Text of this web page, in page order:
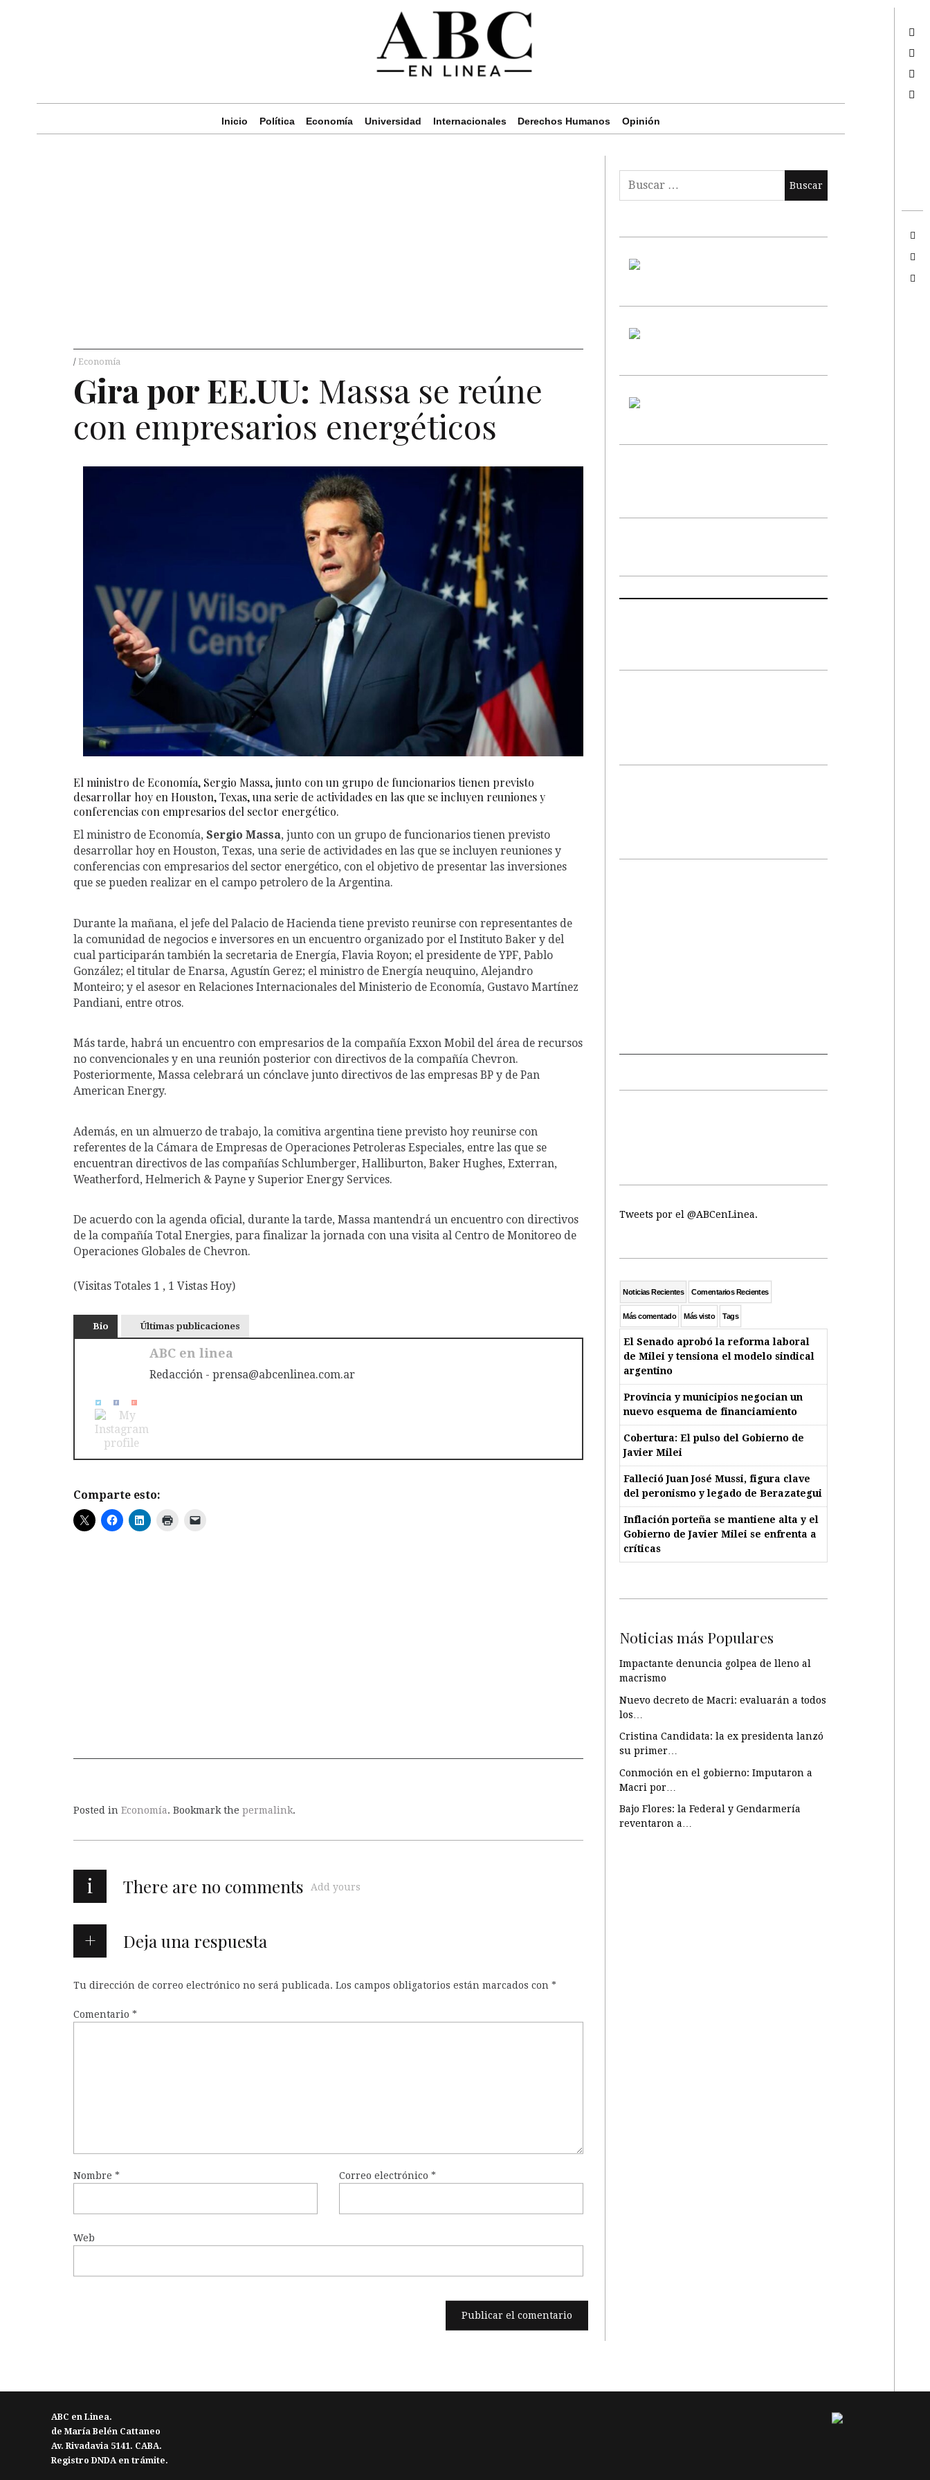
Inicio Política Economía Universidad Internacionales Derechos Humanos Opinión
Economía
Gira porEE.UU: Massa se reúne
con empresarios energéticos
El ministro de Economía, Sergio Massa, junto con un grupo de funcionarios tienen previsto
desarrollar hoy en Houston, Texas, una serie de actividades en las que se incluyen reuniones y
conferencias con empresarios del sector energético.
El ministro de Economía, Sergio Massa, junto con un grupo de funcionarios tienen previsto
desarrollar hoy en Houston, Texas, una serie de actividades en las que se incluyen reuniones y
conferencias con empresarios del sector energético, con el objetivo de presentar las inversiones
que se pueden realizar en el campo petrolero de la Argentina.
Durante la mañana, el jefe del Palacio de Hacienda tiene previsto reunirse con representantes de
la comunidad de negocios e inversores en un encuentro organizado por el Instituto Baker y del
cual participarán también la secretaria de Energía, Flavia Royon; el presidente de YPF, Pablo
González; el titular de Enarsa, Agustín Gerez; el ministro de Energía neuquino, Alejandro
Monteiro; y el asesor en Relaciones Internacionales del Ministerio de Economía, Gustavo Martínez
Pandiani, entre otros.
Más tarde, habrá un encuentro con empresarios de la compañía Exxon Mobil del área de recursos
no convencionales y en una reunión posterior con directivos de la compañía Chevron.
Posteriormente, Massa celebrará un cónclave junto directivos de las empresas BP y de Pan
American Energy.
Además, en un almuerzo de trabajo, la comitiva argentina tiene previsto hoy reunirse con
referentes de la Cámara de Empresas de Operaciones Petroleras Especiales, entre las que se
encuentran directivos de las compañías Schlumberger, Halliburton, Baker Hughes, Exterran,
Weatherford, Helmerich & Payne y Superior Energy Services.
De acuerdo con la agenda oficial, durante la tarde, Massa mantendrá un encuentro con directivos
de la compañía Total Energies, para finalizar la jornada con una visita al Centro de Monitoreo de
Operaciones Globales de Chevron.
(Visitas Totales 1 , 1 Vistas Hoy)
Bio Últimas publicaciones
ABC en linea
Redacción - prensa@abcenlinea.com.ar
Comparte esto:
Posted in Economía. Bookmark the permalink.
i There are no comments Add yours
Deja una respuesta
Tu dirección de correo electrónico no será publicada. Los campos obligatorios están marcados con *
Comentario *
Nombre * Correo electrónico*
Web
Tweets por el @ABCenLinea.
Noticias Recientes Comentarios Recientes
Más comentado Más visto Tags
El Senado aprobó la reforma laboral
de Milei y tensiona el modelo sindical
argentino
Provincia y municipios negocian un
nuevo esquema de financiamiento
Cobertura: El pulso del Gobierno de
Javier Milei
Falleció Juan José Mussi, figura clave
del peronismo y legado de Berazategui
Inflación porteña se mantiene alta y el
Gobierno de Javier Milei se enfrenta a
críticas
Noticias más Populares
Impactante denuncia golpea de lleno al
macrismo
Nuevo decreto de Macri: evaluarán a todos
los…
Cristina Candidata: la ex presidenta lanzó
su primer…
Conmoción en el gobierno: Imputaron a
Macri por…
Bajo Flores: la Federal y Gendarmería
reventaron a…
ABC en Linea.
de María Belén Cattaneo
Av. Rivadavia 5141. CABA.
Registro DNDA en trámite.